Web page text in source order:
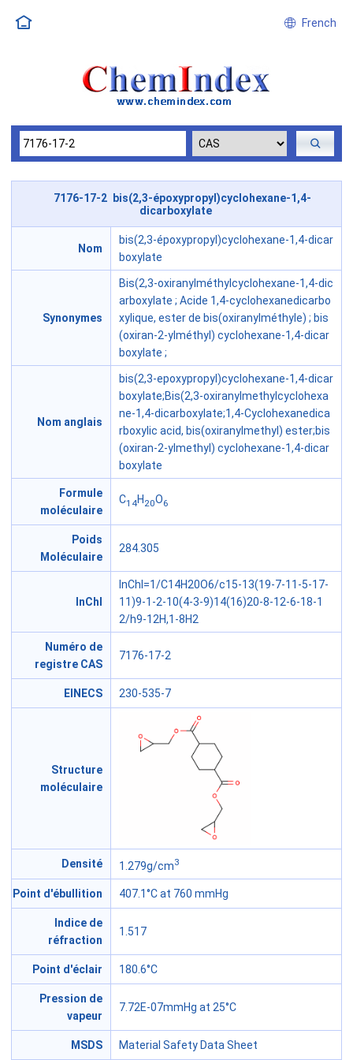
French
7176-17-2 bis(2,3-époxypropyl)cyclohexane-1,4-
dicarboxylate
Nom
bis(2,3-époxypropyl)cyclohexane-1,4-dicar
boxylate
Synonymes
Bis(2,3-oxiranylméthylcyclohexane-1,4-dic
arboxylate ; Acide 1,4-cyclohexanedicarbo
xylique, ester de bis(oxiranylméthyle) ; bis
(oxiran-2-ylméthyl) cyclohexane-1,4-dicar
boxylate ;
Nom anglais
bis(2,3-epoxypropyl)cyclohexane-1,4-dicar
boxylate;Bis(2,3-oxiranylmethylcyclohexa
ne-1,4-dicarboxylate;1,4-Cyclohexanedica
rboxylic acid, bis(oxiranylmethyl) ester;bis
(oxiran-2-ylmethyl) cyclohexane-1,4-dicar
boxylate
Formule
moléculaire
C14H 20O6
Poids
Moléculaire
284.305
InChl
InChI=1/C14H20O6/c15-13(19-7-11-5-17-
11)9-1-2-10(4-3-9)14(16)20-8-12-6-18-1
2/h9-12H,1-8H2
Numéro de
registre CAS
7176-17-2
EINECS 230-535-7
Structure
moléculaire
Densité 1.279g/cm3
Point d'ébullition 407.1°C at 760 mmHg
Indice de
réfraction
1.517
Point d'éclair 180.6°C
Pression de
vapeur
7.72E-07mmHg at 25°C
MSDS Material Safety Data Sheet